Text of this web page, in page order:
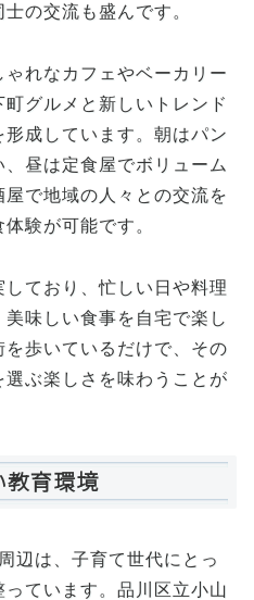
の交流も盛んです。
れなカフェやベーカリー
グルメと新しいトレンド
成しています。朝はパン
昼は定食屋でボリューム
で地域の人々との交流を
験が可能です。
ており、忙しい日や料理
味しい食事を自宅で楽し
歩いているだけで、その
ぶ楽しさを味わうことが
教育環境
辺は、子育て世代にとっ
ています。品川区立小山